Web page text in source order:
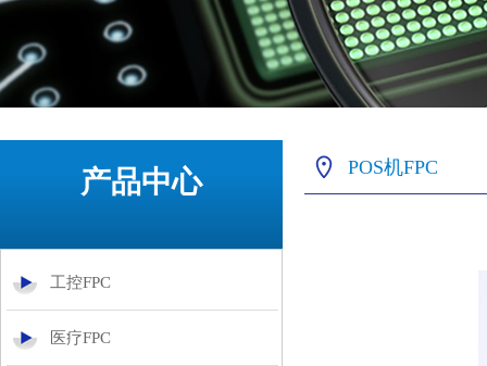
产品中心
工控FPC
医疗FPC
POS机FPC